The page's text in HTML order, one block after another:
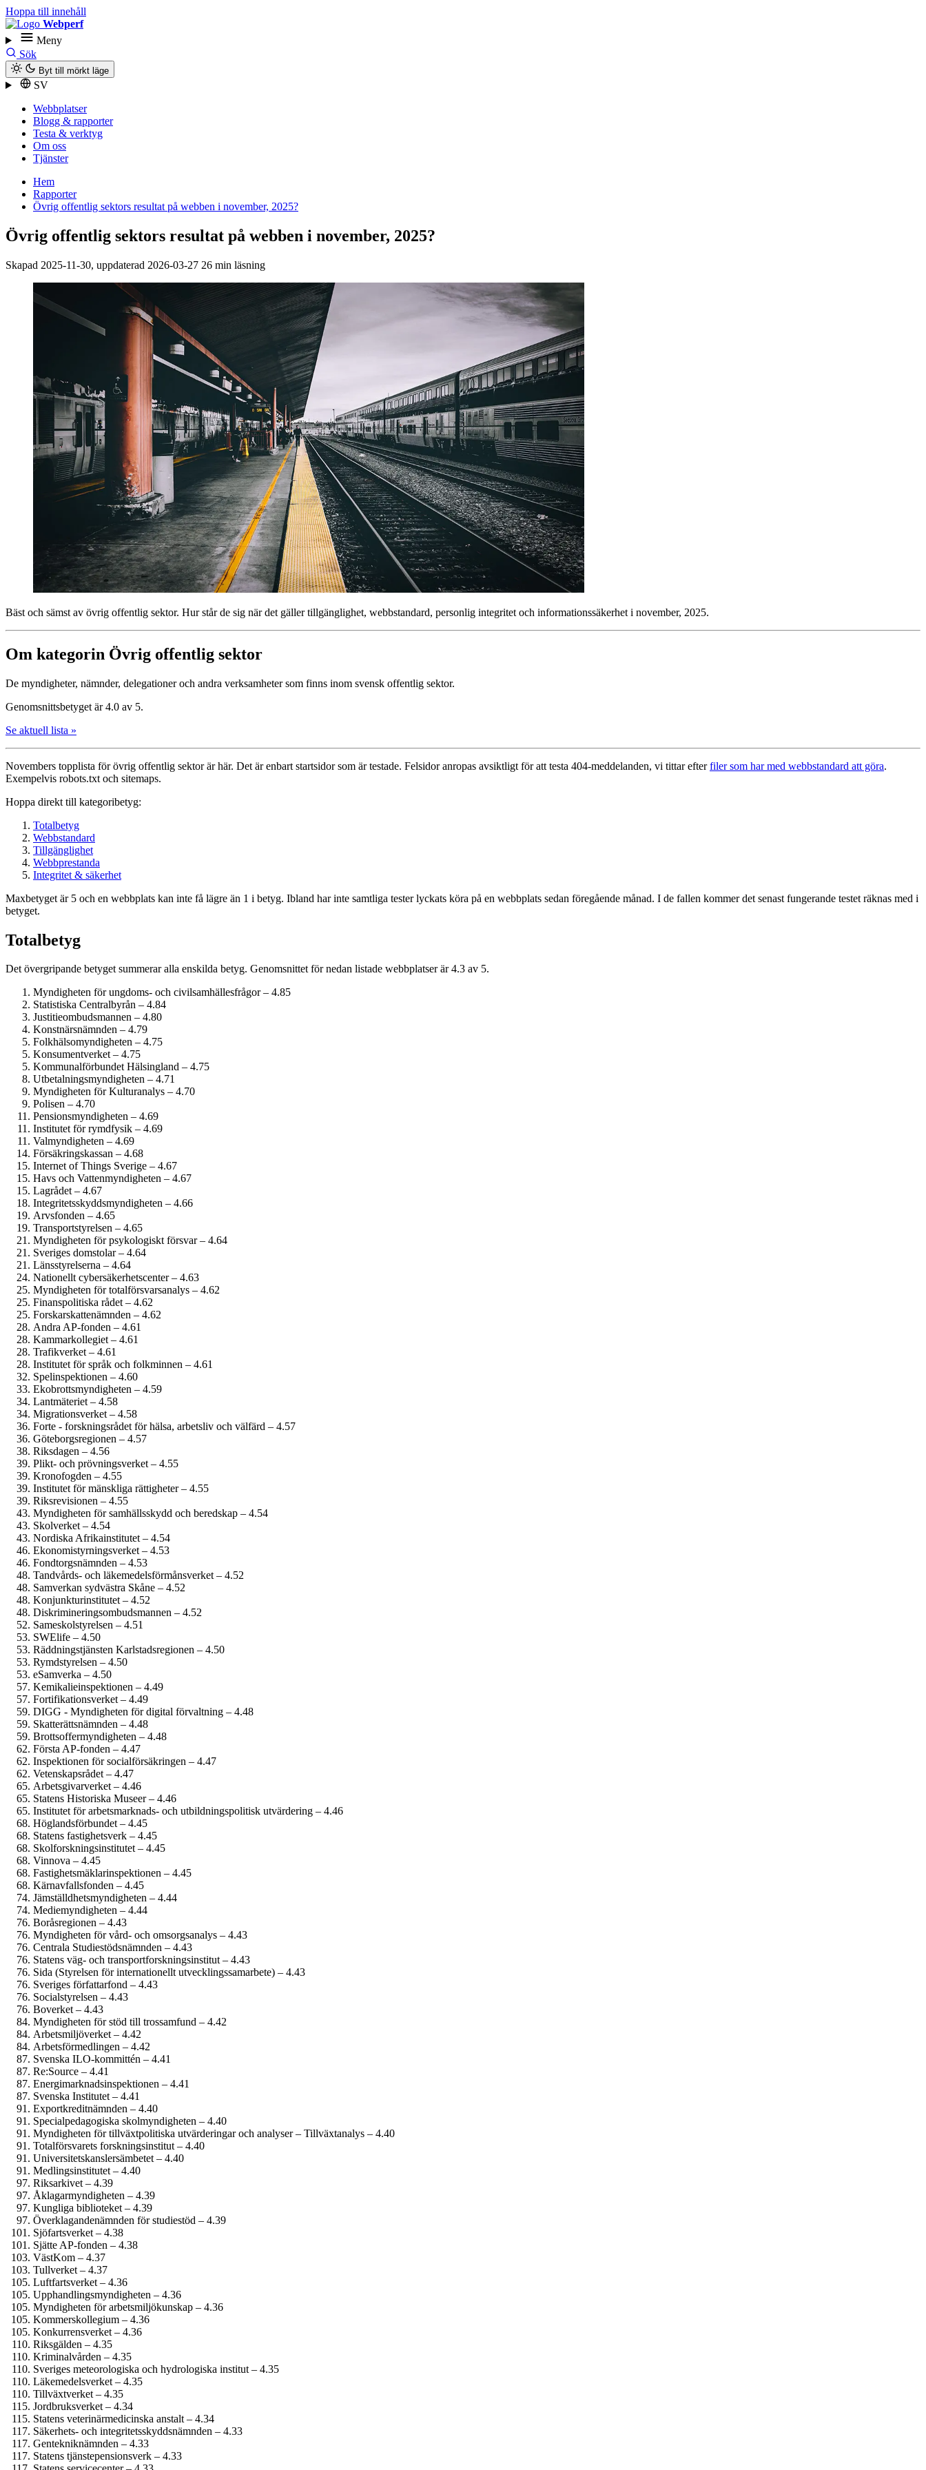
Hoppa till innehåll
Webperf
Meny
Sök
Byt till mörkt läge
SV
Webbplatser
Blogg & rapporter
Testa & verktyg
Om oss
Tjänster
Hem
Rapporter
Övrig offentlig sektors resultat på webben i november, 2025?
Övrig offentlig sektors resultat på webben i november, 2025?
Skapad 2025-11-30, uppdaterad 2026-03-27 26 min läsning
Bäst och sämst av övrig offentlig sektor. Hur står de sig när det gäller tillgänglighet, webbstandard, personlig integritet och informationssäkerhet i november, 2025.
Om kategorin Övrig offentlig sektor
De myndigheter, nämnder, delegationer och andra verksamheter som finns inom svensk offentlig sektor.
Genomsnittsbetyget är 4.0 av 5.
Se aktuell lista »
Novembers topplista för övrig offentlig sektor är här. Det är enbart startsidor som är testade. Felsidor anropas avsiktligt för att testa 404-meddelanden, vi tittar efterfiler som har med webbstandard att göra.
Exempelvis robots.txt och sitemaps.
Hoppa direkt till kategoribetyg:
Totalbetyg
Webbstandard
Tillgänglighet
Webbprestanda
Integritet & säkerhet
Maxbetyget är 5 och en webbplats kan inte få lägre än 1 i betyg. Ibland har inte samtliga tester lyckats köra på en webbplats sedan föregående månad. I de fallen kommer det senast fungerande testet räknas med i
betyget.
Totalbetyg
Det övergripande betyget summerar alla enskilda betyg. Genomsnittet för nedan listade webbplatser är 4.3 av 5.
Myndigheten för ungdoms- och civilsamhälles­frågor – 4.85
Statistiska Centralbyrån – 4.84
Justitie­ombudsmannen – 4.80
Konstnärs­nämnden – 4.79
Folkhälso­myndigheten – 4.75
Konsument­verket – 4.75
Kommunalförbundet Hälsingland – 4.75
Utbetalningsmyndigheten – 4.71
Myndigheten för Kulturanalys – 4.70
Polisen – 4.70
Pensions­myndigheten – 4.69
Institutet för rymdfysik – 4.69
Val­myndigheten – 4.69
Försäkringskassan – 4.68
Internet of Things Sverige – 4.67
Havs och Vatten­myndigheten – 4.67
Lagrådet – 4.67
Integritetsskydds­myndigheten – 4.66
Arvsfonden – 4.65
Transport­styrelsen – 4.65
Myndigheten för psykologiskt försvar – 4.64
Sveriges domstolar – 4.64
Länsstyrelserna – 4.64
Nationellt cybersäkerhetscenter – 4.63
Myndigheten för totalförsvarsanalys – 4.62
Finanspolitiska rådet – 4.62
Forskarskatte­nämnden – 4.62
Andra AP-fonden – 4.61
Kammar­kollegiet – 4.61
Trafikverket – 4.61
Institutet för språk och folkminnen – 4.61
Spel­inspektionen – 4.60
Ekobrotts­myndigheten – 4.59
Lantmäteriet – 4.58
Migrationsverket – 4.58
Forte - forskningsrådet för hälsa, arbetsliv och välfärd – 4.57
Göteborgs­regionen – 4.57
Riksdagen – 4.56
Plikt- och prövningsverket – 4.55
Kronofogden – 4.55
Institutet för mänskliga rättigheter – 4.55
Riksrevisionen – 4.55
Myndigheten för samhälls­skydd och beredskap – 4.54
Skolverket – 4.54
Nordiska Afrika­institutet – 4.54
Ekonomistyrnings­verket – 4.53
Fondtorgsnämnden – 4.53
Tandvårds- och läkemedels­förmåns­verket – 4.52
Samverkan sydvästra Skåne – 4.52
Konjunktu­rinstitutet – 4.52
Diskriminerings­ombudsmannen – 4.52
Sameskol­styrelsen – 4.51
SWElife – 4.50
Räddningstjänsten Karlstadsregionen – 4.50
Rymdstyrelsen – 4.50
eSamverka – 4.50
Kemikalie­inspektionen – 4.49
Fortifikations­verket – 4.49
DIGG - Myndigheten för digital förvaltning – 4.48
Skatterätts­nämnden – 4.48
Brottsoffer­myndigheten – 4.48
Första AP-fonden – 4.47
Inspektionen för social­försäkringen – 4.47
Vetenskaps­rådet – 4.47
Arbetsgivarverket – 4.46
Statens Historiska Museer – 4.46
Institutet för arbetsmarknads- och utbildnings­politisk utvärdering – 4.46
Höglandsförbundet – 4.45
Statens fastighetsverk – 4.45
Skolforsknings­institutet – 4.45
Vinnova – 4.45
Fastighetsmäklar­inspektionen – 4.45
Kärnavfalls­fonden – 4.45
Jämställdhets­myndigheten – 4.44
Mediemyndigheten – 4.44
Boråsregionen – 4.43
Myndigheten för vård- och omsorgs­analys – 4.43
Centrala Studiestöds­nämnden – 4.43
Statens väg- och transport­forsknings­institut – 4.43
Sida (Styrelsen för internationellt utvecklings­samarbete) – 4.43
Sveriges författarfond – 4.43
Socialstyrelsen – 4.43
Boverket – 4.43
Myndigheten för stöd till tros­samfund – 4.42
Arbetsmiljö­verket – 4.42
Arbetsförmedlingen – 4.42
Svenska ILO-kommittén – 4.41
Re:Source – 4.41
Energimarknads­inspektionen – 4.41
Svenska Institutet – 4.41
Exportkredit­nämnden – 4.40
Special­pedagogiska skol­myndigheten – 4.40
Myndigheten för tillväxt­politiska utvärderingar och analyser – Tillväxtanalys – 4.40
Total­försvarets forsknings­institut – 4.40
Universitetskanslers­ämbetet – 4.40
Medlings­institutet – 4.40
Riksarkivet – 4.39
Åklagar­myndigheten – 4.39
Kungliga biblioteket – 4.39
Överklagande­nämnden för studiestöd – 4.39
Sjöfarts­verket – 4.38
Sjätte AP-fonden – 4.38
VästKom – 4.37
Tullverket – 4.37
Luftfarts­verket – 4.36
Upphandlings­myndigheten – 4.36
Myndigheten för arbetsmiljö­kunskap – 4.36
Kommers­kollegium – 4.36
Konkurrens­verket – 4.36
Riksgälden – 4.35
Kriminal­vården – 4.35
Sveriges meteoro­logiska och hydrologiska institut – 4.35
Läkemedels­verket – 4.35
Tillväxtverket – 4.35
Jordbruks­verket – 4.34
Statens veterinär­medicinska anstalt – 4.34
Säkerhets- och integritets­skydds­nämnden – 4.33
Genteknik­nämnden – 4.33
Statens tjänste­pensions­verk – 4.33